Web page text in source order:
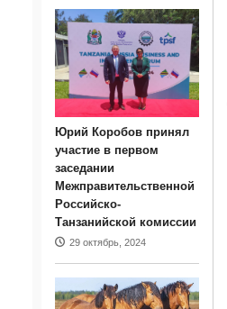
Юрий Коробов принял
участие в первом
заседании
Межправительственной
Российско-
Танзанийской комиссии
29 октябрь, 2024